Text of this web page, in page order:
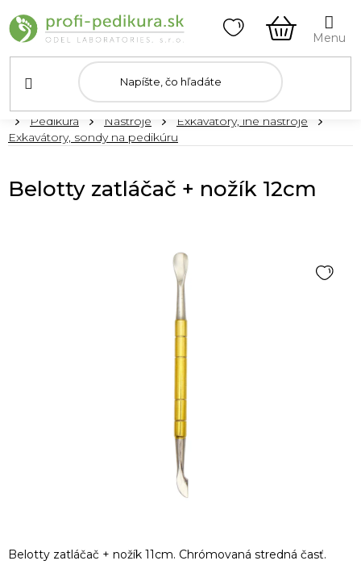
na
obsah
KOŠÍK
DomovPedikúra Nástroje
Exkavátory, iné nástroje
Exkavátory, sondy na pedikúru
Belotty zatláčač + nožík 11cm. Chrómovaná stredná časť.
Belotty zatláčač + nožík 12cm